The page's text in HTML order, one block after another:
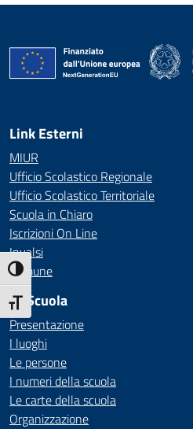
Attiva/disattiva alto contrasto
Attiva/disattiva dimensione testo
Link Esterni
MIUR
Ufficio Scolastico Regionale
Ufficio Scolastico Territoriale
Scuola in Chiaro
Iscrizioni On Line
Invalsi
Comune
La Scuola
Presentazione
I luoghi
Le persone
I numeri della scuola
Le carte della scuola
Organizzazione